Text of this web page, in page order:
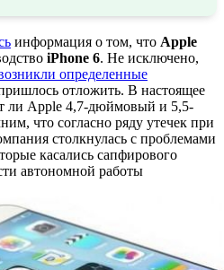
информация о том, что Apple
iPhone 6. Не исключено,
определенные
отложить. В настоящее
ли Apple 4,7-дюймовый и 5,5-
что согласно ряду утечек при
столкнулась с проблемами
касались сапфирового
автономной работы